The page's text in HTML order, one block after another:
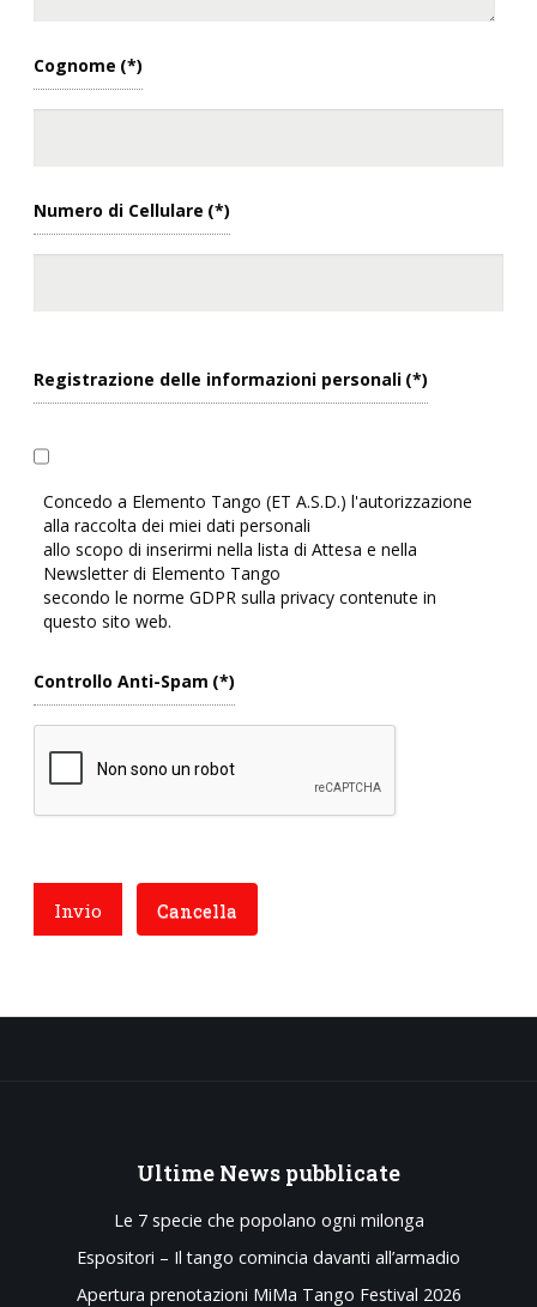
Cognome (*)
Numero di Cellulare (*)
Registrazione delle informazioni personali (*)
Concedo a Elemento Tango (ET A.S.D.) l'autorizzazione
alla raccolta dei miei dati personali
allo scopo di inserirmi nella lista di Attesa e nella
Newsletter di Elemento Tango
secondo le norme GDPR sulla privacy contenute in
questo sito web.
Controllo Anti-Spam (*)
Invio Cancella
Ultime News pubblicate
Le 7 specie che popolano ogni milonga
Espositori – Il tango comincia davanti all’armadio
Apertura prenotazioni MiMa Tango Festival 2026